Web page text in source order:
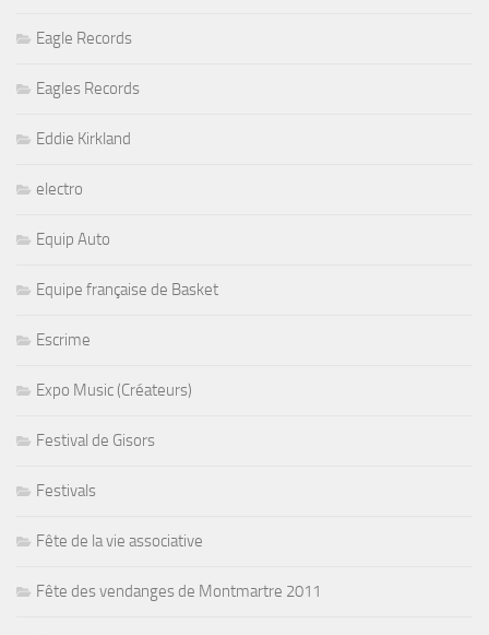
Eagle Records
Eagles Records
Eddie Kirkland
electro
Equip Auto
Equipe française de Basket
Escrime
Expo Music (Créateurs)
Festival de Gisors
Festivals
Fête de la vie associative
Fête des vendanges de Montmartre 2011